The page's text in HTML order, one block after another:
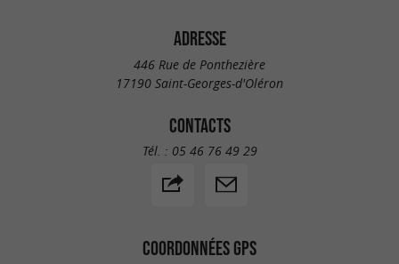
ADRESSE
446 Rue de Ponthezière
17190 Saint-Georges-d'Oléron
CONTACTS
Tél. : 05 46 76 49 29
COORDONNÉES GPS